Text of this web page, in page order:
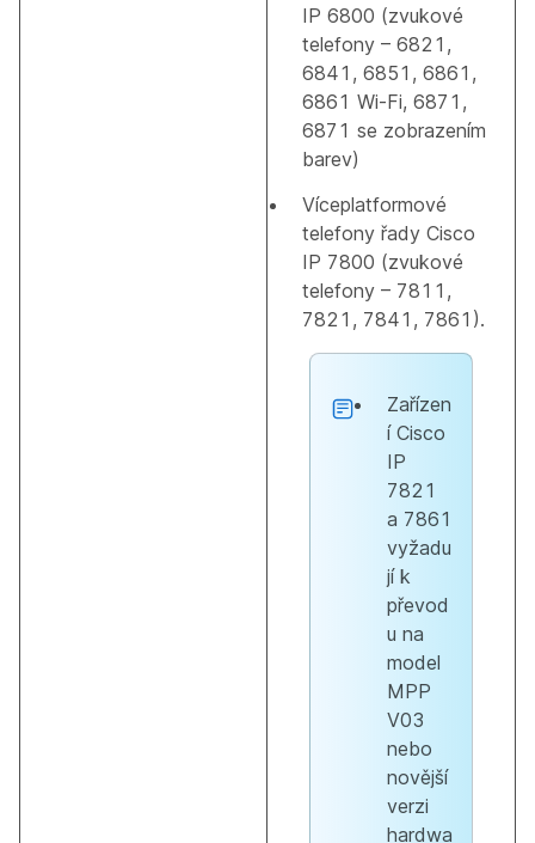
IP 6800 (zvukové
telefony – 6821,
6841, 6851, 6861,
6861 Wi-Fi, 6871,
6871 se zobrazením
barev)
Víceplatformové
telefony řady Cisco
IP 7800 (zvukové
telefony – 7811,
7821, 7841, 7861).
Zařízen
í Cisco
IP
7821
a 7861
vyžadu
jí k
převod
u na
model
MPP
V03
nebo
novější
verzi
hardwa